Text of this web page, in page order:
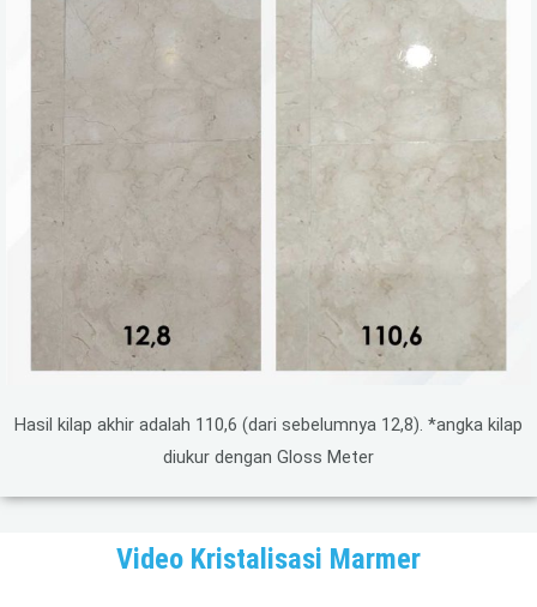
Hasil kilap akhir adalah 110,6 (dari sebelumnya 12,8). *angka kilap
diukur dengan Gloss Meter
Video Kristalisasi Marmer